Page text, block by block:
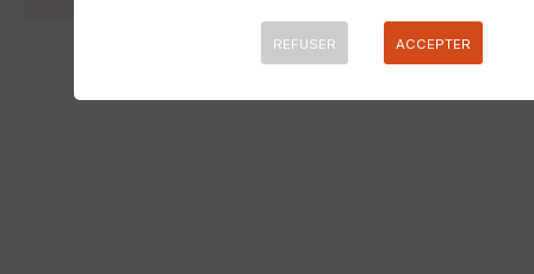
REFUSER ACCEPTER